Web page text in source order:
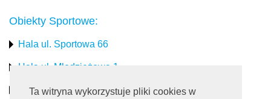
Ta witryna wykorzystuje pliki cookies w
Obiekty Sportowe:
Hala ul. Sportowa 66
Hala ul. Młodzieżowa 1
Stadion miejski